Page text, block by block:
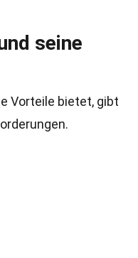
seine
Vorteile bietet, gibt